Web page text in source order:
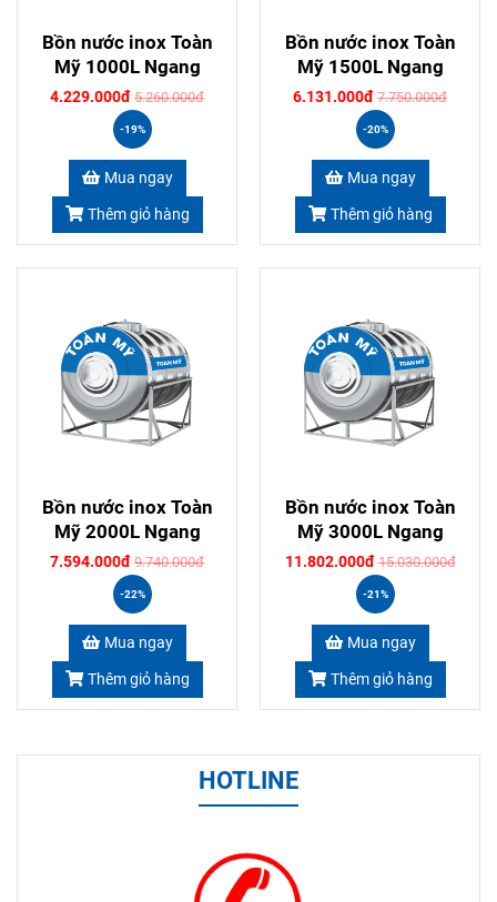
Bồn nước inox Toàn
Mỹ 1000L Ngang
4.229.000đ 5.260.000đ
-19%
Mua ngay
Thêm giỏ hàng
Bồn nước inox Toàn
Mỹ 1500L Ngang
6.131.000đ 7.750.000đ
-20%
Mua ngay
Thêm giỏ hàng
Bồn nước inox Toàn
Mỹ 2000L Ngang
7.594.000đ 9.740.000đ
-22%
Mua ngay
Thêm giỏ hàng
Bồn nước inox Toàn
Mỹ 3000L Ngang
11.802.000đ 15.030.000đ
-21%
Mua ngay
Thêm giỏ hàng
HOTLINE